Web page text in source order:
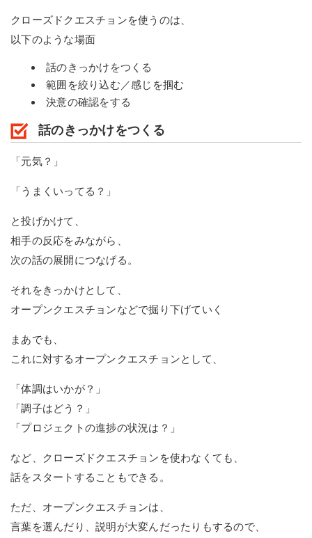
クローズドクエスチョンを使うのは、
以下のような場面
話のきっかけをつくる
範囲を絞り込む／感じを掴む
決意の確認をする
話のきっかけをつくる
「元気？」
「うまくいってる？」
と投げかけて、
相手の反応をみながら、
次の話の展開につなげる。
それをきっかけとして、
オープンクエスチョンなどで掘り下げていく
まあでも、
これに対するオープンクエスチョンとして、
「体調はいかが？」
「調子はどう？」
「プロジェクトの進捗の状況は？」
など、クローズドクエスチョンを使わなくても、
話をスタートすることもできる。
ただ、オープンクエスチョンは、
言葉を選んだり、説明が大変んだったりもするので、